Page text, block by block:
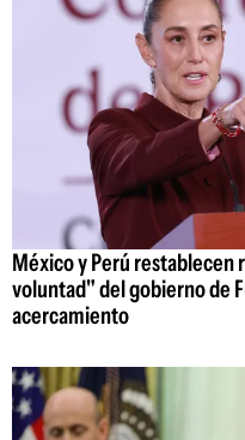
México y Perú restablecen
voluntad" del gobierno de
acercamiento